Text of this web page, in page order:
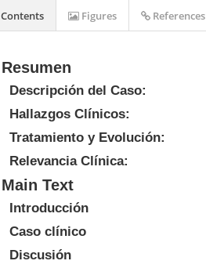
Resumen
Descripción del Caso:
Hallazgos Clínicos:
Tratamiento y Evolución:
Relevancia Clínica:
Main Text
Introducción
Caso clínico
Discusión
Contents Figures References